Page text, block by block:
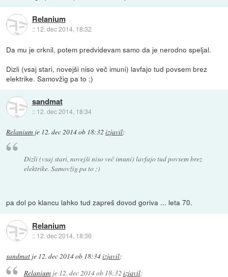
Relanium
:: 12. dec 2014, 18:32
Da mu je crknil, potem predvidevam samo da je nerodno speljal.
Dizli (vsaj stari, novejši niso več imuni) lavfajo tud povsem brez
elektrike. Samovžig pa to ;)
sandmat
:: 12. dec 2014, 18:34
Relanium je 12. dec 2014 ob 18:32 izjavil:
Dizli (vsaj stari, novejši niso več imuni) lavfajo tud povsem brez
elektrike. Samovžig pa to ;)
pa dol po klancu lahko tud zapreš dovod goriva ... leta 70.
Relanium
:: 12. dec 2014, 18:36
sandmat je 12. dec 2014 ob 18:34izjavil:
Relaniumje 12. dec 2014 ob 18:32 izjavil: